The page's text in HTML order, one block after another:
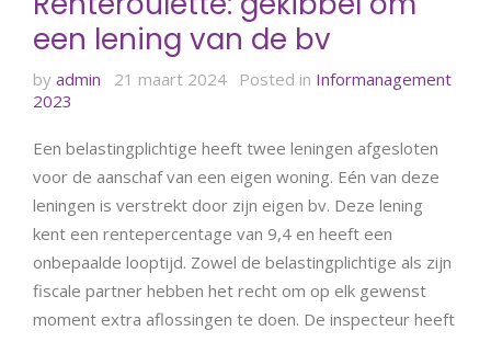
een lening van de bv
by admin 21 maart 2024 Posted in Informanagement
2023
Een belastingplichtige heeft twee leningen afgesloten
voor de aanschaf van een eigen woning. Eén van deze
leningen is verstrekt door zijn eigen bv. Deze lening
kent een rentepercentage van 9,4 en heeft een
onbepaalde looptijd. Zowel de belastingplichtige als zijn
fiscale partner hebben het recht om op elk gewenst
moment extra aflossingen te doen. De inspecteur heeft